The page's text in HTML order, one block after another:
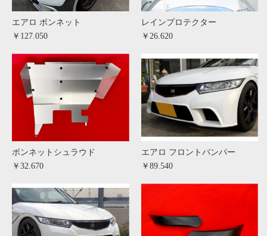
エアロ ボンネット
￥127.050
レインプロテクター
￥26.620
ボンネットシュラウド
￥32.670
エアロ フロントバンパー
￥89.540